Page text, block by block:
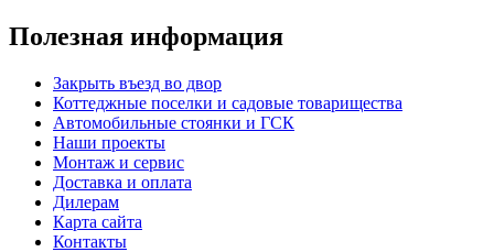
Полезная информация
Закрыть въезд во двор
Коттеджные поселки и садовые товарищества
Автомобильные стоянки и ГСК
Наши проекты
Монтаж и сервис
Доставка и оплата
Дилерам
Карта сайта
Контакты